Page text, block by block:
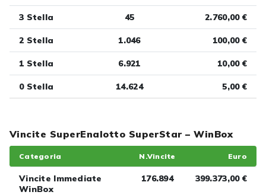
Vincite SuperEnalotto SuperStar – WinBox
Categoria N.Vincite Euro
Vincite Immediate
WinBox
176.894 399.373,00 €
3 Stella 45 2.760,00 €
2 Stella 1.046 100,00 €
1 Stella 6.921 10,00 €
0 Stella 14.624 5,00 €